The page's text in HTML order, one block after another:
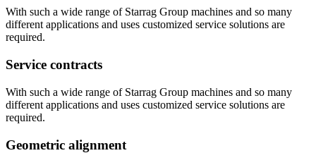
With such a wide range of Starrag Group machines and so many
different applications and uses customized service solutions are
required.
Service contracts
With such a wide range of Starrag Group machines and so many
different applications and uses customized service solutions are
required.
Geometric alignment